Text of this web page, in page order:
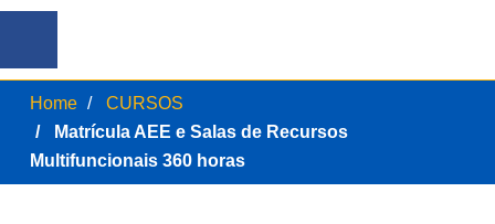
Home
CURSOS
Matrícula AEE e Salas de Recursos
Multifuncionais 360 horas